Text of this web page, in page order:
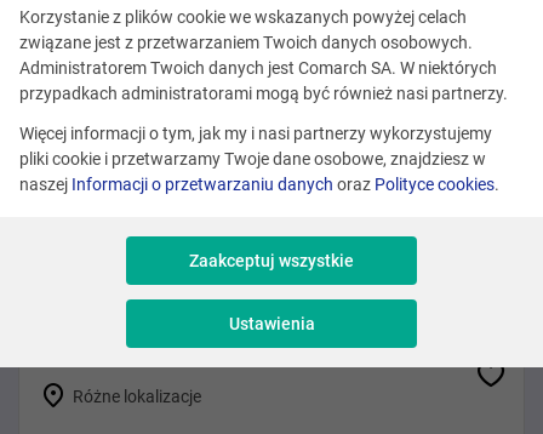
nieaktualna.
Zobacz podobne oferty
Różne lokalizacje
Różne lokalizacje
Korzystanie z plików cookie we wskazanych powyżej celach
związane jest z przetwarzaniem Twoich danych osobowych.
Administratorem Twoich danych jest Comarch SA. W niektórych
przypadkach administratorami mogą być również nasi partnerzy.
Więcej informacji o tym, jak my i nasi partnerzy wykorzystujemy
pliki cookie i przetwarzamy Twoje dane osobowe, znajdziesz w
naszej Informacji o przetwarzaniu danych oraz Polityce cookies.
Zaakceptuj wszystkie
Ustawienia